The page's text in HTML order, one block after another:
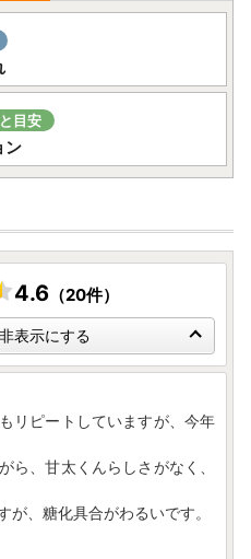
目安
ン
4.6（20件）
表示にする
リピートしていますが、今年
ら、甘太くんらしさがなく、
、糖化具合がわるいです。